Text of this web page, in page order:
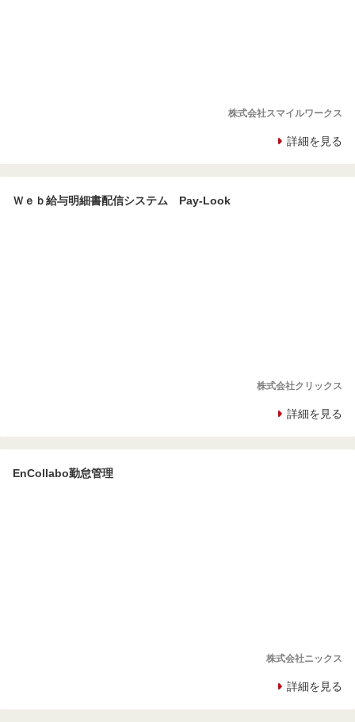
株式会社スマイルワークス
詳細を見る
Ｗｅｂ給与明細書配信システム Pay-Look
株式会社クリックス
詳細を見る
EnCollabo勤怠管理
株式会社ニックス
詳細を見る